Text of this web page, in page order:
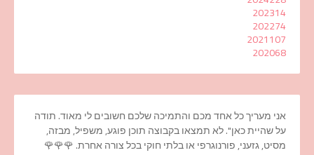
202314
202274
2021107
202068
אני מעריך כל אחד מכם והתמיכה שלכם חשובים לי מאוד. תודה
על שהיית כאן". לא תמצאו בקבוצה תוכן פוגע, משפיל, מבזה,
מסיט, גזעני, פורנוגרפי או בלתי חוקי בכל צורה אחרת. 🌹🌹🌹